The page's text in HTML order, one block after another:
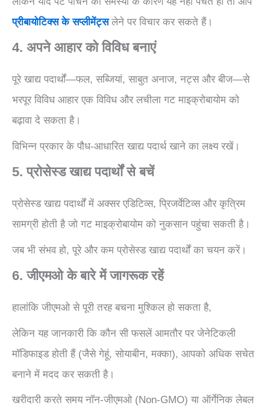
प्रीबायोटिक्स के सप्लीमेंट्सलेने पर विचार कर सकते हैं।
4. अपने आहार को विविध बनाएं
पूरे खाद्य पदार्थों—फल, सब्जियां, साबुत अनाज, नट्स और बीज—से
भरपूर विविध आहार एक विविध और लचीला गट माइक्रोबायोम को
बढ़ावा दे सकता है।
विभिन्न प्रकार के पौध-आधारित खाद्य पदार्थ खाने का लक्ष्य रखें।
5. प्रोसेस्ड खाद्य पदार्थों से बचें
प्रोसेस्ड खाद्य पदार्थों में अक्सर एडिटिव्स, प्रिजर्वेटिव्स और कृत्रिम
सामग्री होती है जो गट माइक्रोबायोम को नुकसान पहुंचा सकती है।
जब भी संभव हो, पूरे और कम प्रोसेस्ड खाद्य पदार्थों का चयन करें।
6. जीएमओ के बारे में जागरूक रहें
हालांकि जीएमओ से पूरी तरह बचना मुश्किल हो सकता है,
लेकिन यह जानकारी कि कौन सी फसलें आमतौर पर जेनेटिकली
मॉडिफाइड होती हैं (जैसे गेहूं, सोयाबीन, मक्का), आपको अधिक सचेत
बनाने में मदद कर सकती है।
खरीदारी करते समय नॉन-जीएमओ (Non-GMO) या ऑर्गेनिक लेबल